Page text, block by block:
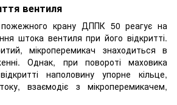
вентиля
крану ДППК 50 реагує на
штока вентиля при його відкритті.
мікроперемикач знаходиться в
Однак, при повороті маховика
наполовину упорне кільце,
взаємодіє з мікроперемикачем,